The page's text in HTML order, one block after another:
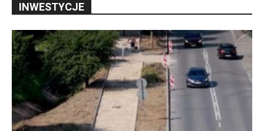
INWESTYCJE